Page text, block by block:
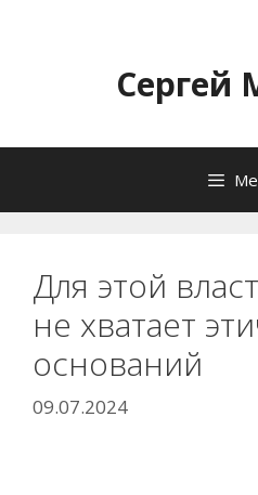
содержимомуСергей
Для этой
не хватает
оснований
09.07.2024